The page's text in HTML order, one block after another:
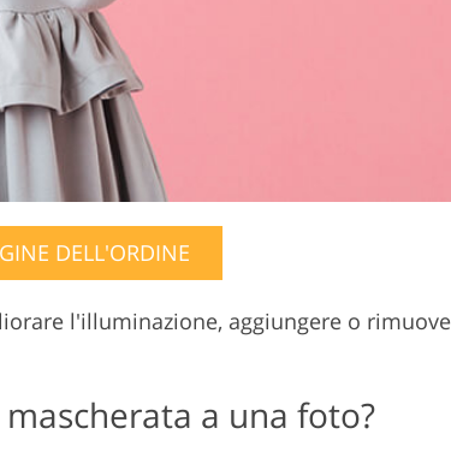
DELL'ORDINE
l'illuminazione, aggiungere o
a una foto?